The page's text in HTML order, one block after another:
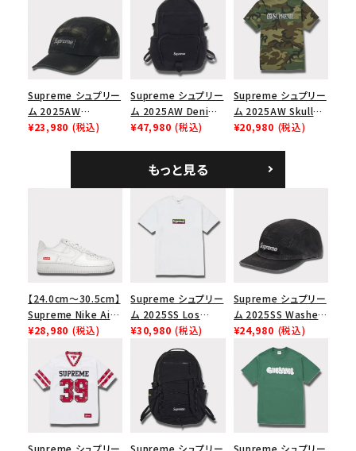
ー スニーカー ホワイ
Panel Cap ピグメン
トコーテッド 2トーン
エスロゴ 6パネルキャ
ップ ブラック
Supreme シュプリー
ム 2025AW
Overdyed Camp
¥23,980 (税込)
Supreme シュプリー
ム 2025AW Denim
Backpack デニム バ
¥47,980 (税込)
Supreme シュプリー
ム 2025AW Skull
Tee スカル Tシャ
¥20,980 (税込)
もっと見る
【24.0cm～30.5cm】
Supreme Nike Air
Force 1 Low シュプ
ース１スニーカー シ
ューズ ホワイト
¥28,980 (税込)
Supreme シュプリー
ム 2025SS Los
Angeles Fire Relief
Box Logo Tee ファ
イヤーリリーフボック
スロゴTシャツ ホワ
イト 白
¥30,980 (税込)
Supreme シュプリー
ム 2025SS Washed
Chino Twill Camp
Cap ウォッシュチノツ
イルキャンプキャップ
ブラック 黒
¥24,980 (税込)